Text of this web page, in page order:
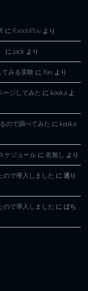
に RandoPlay より
に jack より
みる実験 に Yas より
ージしてみた に kouka よ
ので調べてみた に kouka
ケジュール に 名無し より
ので導入しました に 通り
ので導入しました に ぱち